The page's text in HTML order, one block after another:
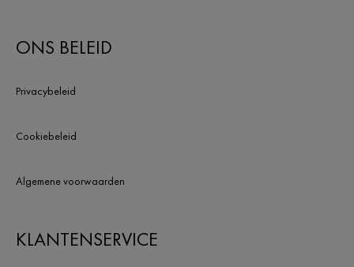
ONS BELEID
Privacybeleid
Cookiebeleid
Algemene voorwaarden
KLANTENSERVICE